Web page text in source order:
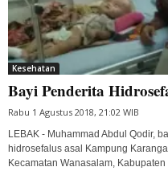
Kesehatan
Bayi Penderita
Rabu 1 Agustus 2018, 21:02 WIB
LEBAK - Muhammad Abdul Qodir,
hidrosefalus asal Kampung
Kecamatan Wanasalam,